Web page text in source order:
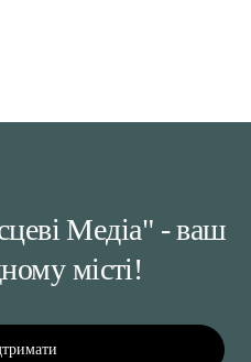
Медіа" - ваш
місті!